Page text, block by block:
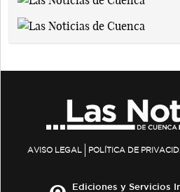
AVISO LEGAL POLÍTICA DE
Ediciones y Servicios